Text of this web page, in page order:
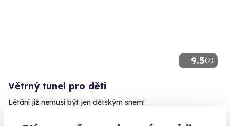
9.5(7)
Větrný tunel pro děti
Létání již nemusí být jen dětským snem!